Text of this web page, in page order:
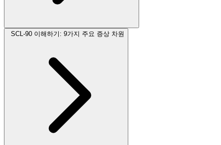
SCL-90 이해하기: 9가지 주요 증상 차원